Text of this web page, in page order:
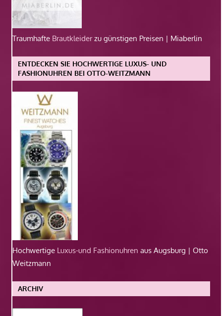
Traumhafte Brautkleiderzu günstigen Preisen | Miaberlin
ENTDECKEN SIE HOCHWERTIGE LUXUS- UND
FASHIONUHREN BEI OTTO-WEITZMANN
Hochwertige Luxus-und Fashionuhren aus Augsburg | Otto
Weitzmann
ARCHIV